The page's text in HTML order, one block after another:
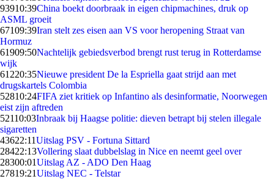
93910:39China boekt doorbraak in eigen chipmachines, druk op
ASML groeit
67109:39Iran stelt zes eisen aan VS voor heropening Straat van
Hormuz
61909:50Nachtelijk gebiedsverbod brengt rust terug in Rotterdamse
wijk
61220:35Nieuwe president De la Espriella gaat strijd aan met
drugskartels Colombia
52810:24FIFA ziet kritiek op Infantino als desinformatie, Noorwegen
eist zijn aftreden
52110:03Inbraak bij Haagse politie: dieven betrapt bij stelen illegale
sigaretten
43622:11Uitslag PSV - Fortuna Sittard
28422:13Vollering slaat dubbelslag in Nice en neemt geel over
28300:01Uitslag AZ - ADO Den Haag
27819:21Uitslag NEC - Telstar